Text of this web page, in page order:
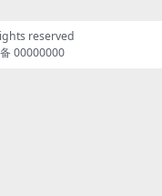
reserved
00000000